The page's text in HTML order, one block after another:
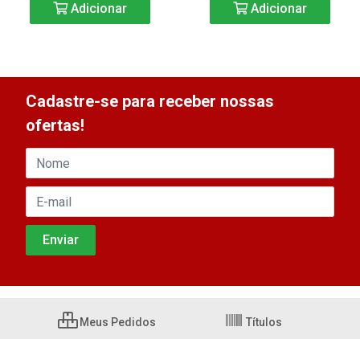
Adicionar Adicionar
Cadastre-se para receber nossas
ofertas!
Meus Pedidos Títulos